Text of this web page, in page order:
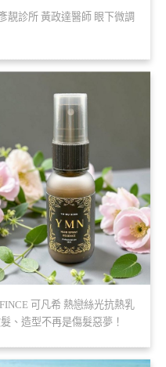
靚診所 黃政達醫師 眼下微調
可凡希 熱戀絲光抗熱乳
、造型不再是傷髮惡夢！